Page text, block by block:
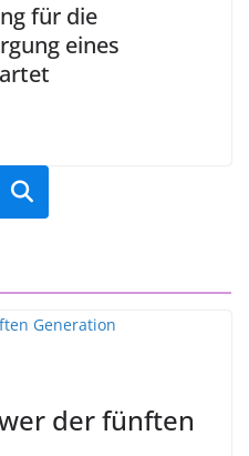
für die
eines
der fünften